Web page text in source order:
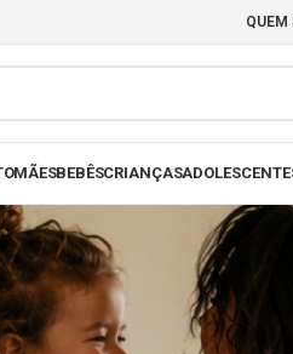
QUEM
MÃESBEBÊSCRIANÇAS